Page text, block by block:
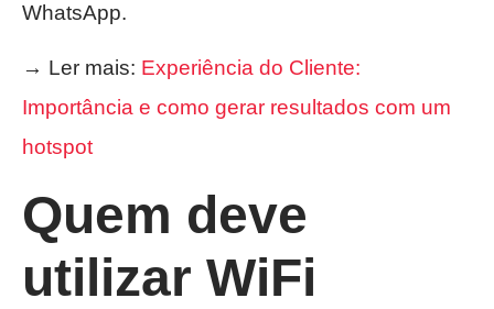
WhatsApp.
→ Ler mais: Experiência do Cliente:
Importância e como gerar resultados com um
hotspot
Quem deve
utilizar WiFi